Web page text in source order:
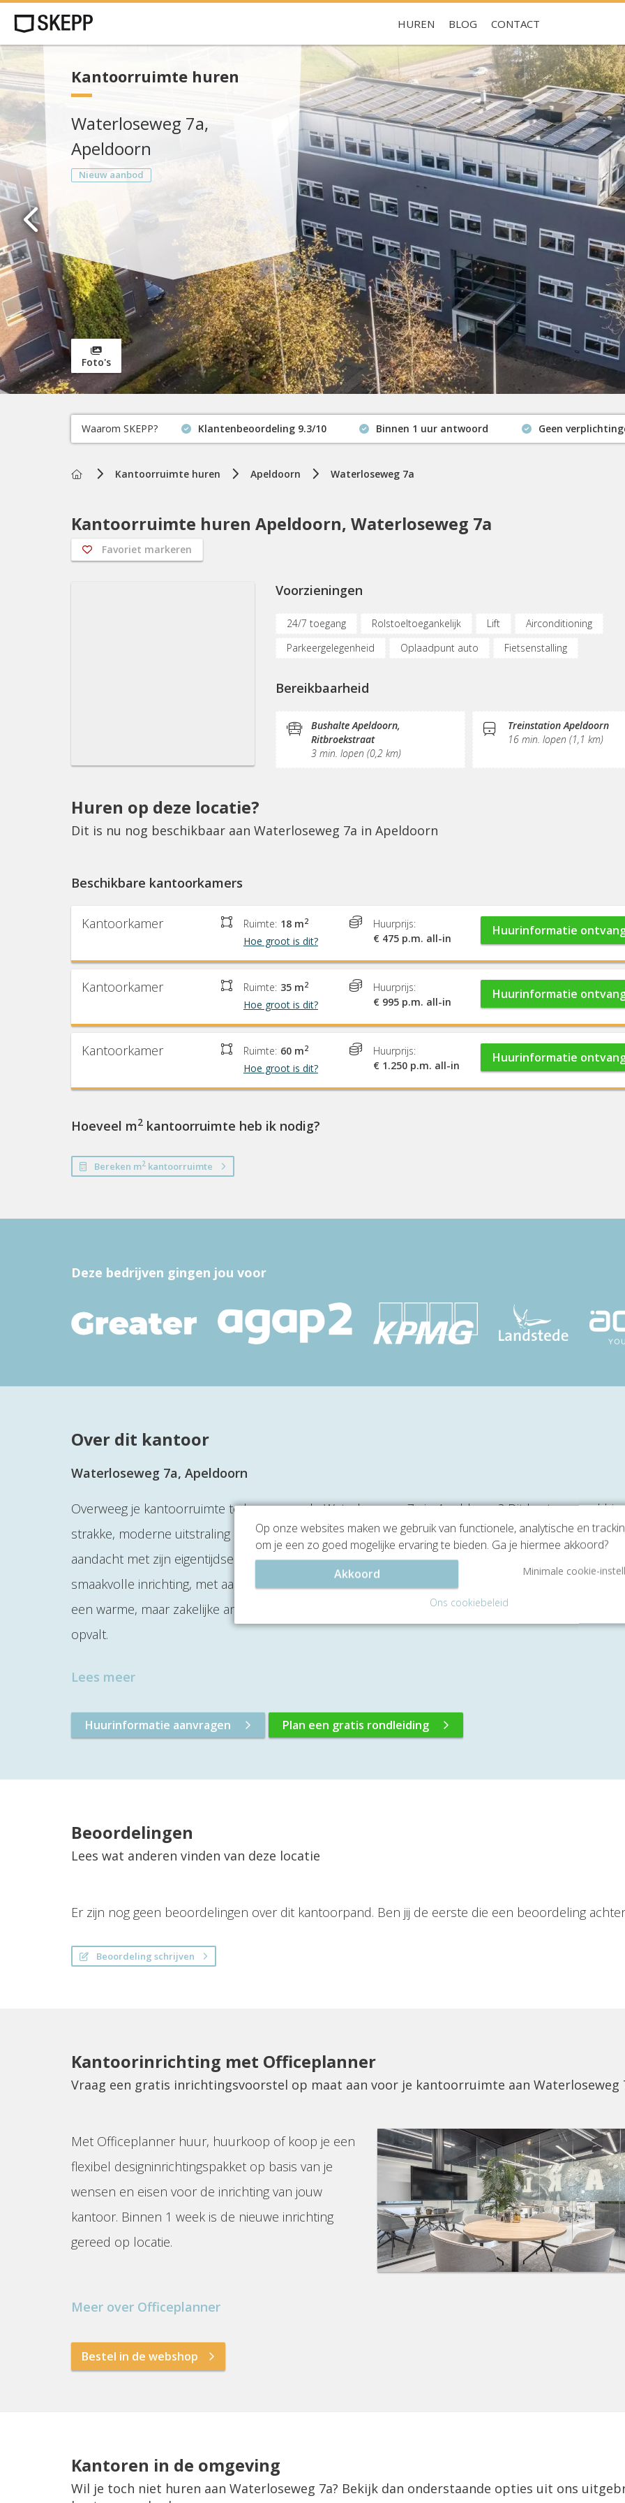
HUREN BLOG CONTACT
Je hebt nog geen favorieten
Kantoorruimte huren
Waterloseweg 7a,
Apeldoorn
Nieuw aanbod
Foto's
Waarom SKEPP? Klantenbeoordeling 9.3/10 Binnen 1 uur antwoord
Geen
Home
Kantoorruimte huren Apeldoorn Waterloseweg 7a
Kantoorruimte huren Apeldoorn, Waterloseweg 7a
Favoriet markeren
Voorzieningen
24/7 toegang Rolstoeltoegankelijk Lift
Airconditioning
Parkeergelegenheid
Oplaadpunt auto
Fietsenstalling
Printservice
Sociaal hart
Postverwerking
Bereikbaarheid
Bushalte Apeldoorn,
Ritbroekstraat
3 min. lopen (0,2 km)
Treinstation Apeldoorn
16 min. lopen (1,1 km)
Huren op deze locatie?
Dit is nu nog beschikbaar aan Waterloseweg 7a in Apeldoorn
Beschikbare kantoorkamers
Kantoorkamer Ruimte: 18 m2
Hoe groot is dit?
Huurprijs:
€ 475 p.m. all-in
Huurinformatie
Kantoorkamer Ruimte: 35 m2
Hoe groot is dit?
Huurprijs:
€ 995 p.m. all-in
Huurinformatie
Kantoorkamer Ruimte: 60 m2
Hoe groot is dit?
Huurprijs:
€ 1.250 p.m. all-in
Huurinformatie
Hoeveel m2 kantoorruimte heb ik nodig?
Bereken m2 kantoorruimte
Deze bedrijven gingen jou voor
Over dit kantoor
Waterloseweg 7a, Apeldoorn
Overweeg je kantoorruimte te huren aan de Waterloseweg 7a in Apeldoorn? Dit kantoorpand
strakke, moderne uitstraling met een luchtige en professionele sfeer. Het gebouw trekt meteen
aandacht met zijn eigentijdse design en ruime opzet. Een bezoek aan dit kantoorgebouw onthult
smaakvolle inrichting, met aandacht voor detail en functionaliteit. De uitnodigende ontvangsthal
een warme, maar zakelijke ambiance uit, waarbij het gebruik van natuurlijke kleuren en materialen
opvalt.
Lees meer
Huurinformatie aanvragen Plan een gratis rondleiding
Beoordelingen
Lees wat anderen vinden van deze locatie
Er zijn nog geen beoordelingen over dit kantoorpand. Ben jij de eerste die een beoordeling
Beoordeling schrijven
Kantoorinrichting met Officeplanner
Vraag een gratis inrichtingsvoorstel op maat aan voor je kantoorruimte aan Waterloseweg
Met Officeplanner huur, huurkoop of koop je een
flexibel designinrichtingspakket op basis van je
wensen en eisen voor de inrichting van jouw
kantoor. Binnen 1 week is de nieuwe inrichting
gereed op locatie.
Meer over Officeplanner
Bestel in de webshop
Kantoren in de omgeving
Wil je toch niet huren aan Waterloseweg 7a? Bekijk dan onderstaande opties uit ons
Op onze websites maken we gebruik van functionele, analytische en
om je een zo goed mogelijke ervaring te bieden. Ga je hiermee akkoord?
Akkoord
Minimale cookie-
Ons cookiebeleid